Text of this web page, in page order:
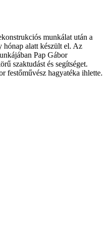
munkálat után a
alatt készült el. Az
Pap Gábor
szaktudást és segítséget.
festőművész hagyatéka ihlette.